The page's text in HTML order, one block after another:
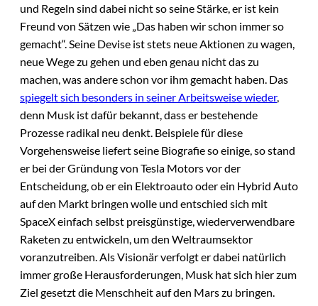
und Regeln sind dabei nicht so seine Stärke, er ist kein
Freund von Sätzen wie „Das haben wir schon immer so
gemacht“. Seine Devise ist stets neue Aktionen zu wagen,
neue Wege zu gehen und eben genau nicht das zu
machen, was andere schon vor ihm gemacht haben. Das
spiegelt sich besonders in seiner Arbeitsweise wieder,
denn Musk ist dafür bekannt, dass er bestehende
Prozesse radikal neu denkt. Beispiele für diese
Vorgehensweise liefert seine Biografie so einige, so stand
er bei der Gründung von Tesla Motors vor der
Entscheidung, ob er ein Elektroauto oder ein Hybrid Auto
auf den Markt bringen wolle und entschied sich mit
SpaceX einfach selbst preisgünstige, wiederverwendbare
Raketen zu entwickeln, um den Weltraumsektor
voranzutreiben. Als Visionär verfolgt er dabei natürlich
immer große Herausforderungen, Musk hat sich hier zum
Ziel gesetzt die Menschheit auf den Mars zu bringen.